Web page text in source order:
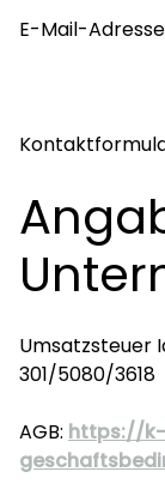
E-Mail-
Umsatzsteuer
301/5080/3618
AGB: https://